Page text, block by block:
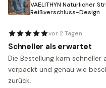
VAELITHYN Natürlicher
Reißverschluss-Design
vor 2 Tagen
Schneller als erwartet
Die Bestellung kam schneller
verpackt und genau wie
zurück.